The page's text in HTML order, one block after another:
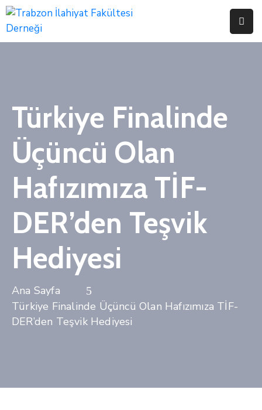
Etkinliklerimiz
Başvurular
Bağış
Bağlantılar
İletişim
Türkiye Finalinde
Üçüncü Olan
Hafızımıza TİF-
DER’den Teşvik
Hediyesi
Türkiye Finalinde Üçüncü Olan Hafızımıza TİF-
DER’den Teşvik Hediyesi